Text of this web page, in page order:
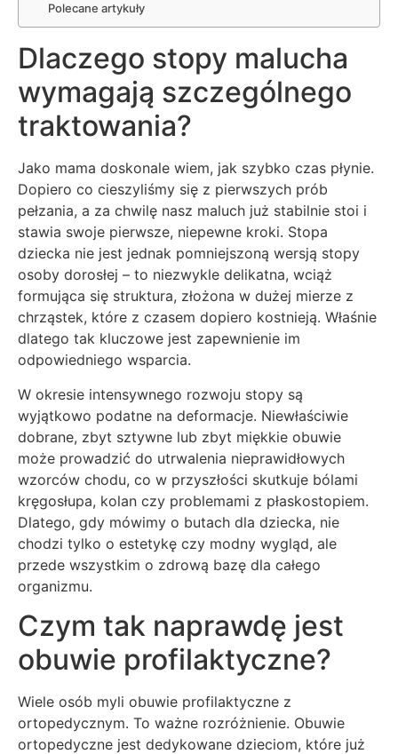
Polecane artykuły
Dlaczego stopy malucha
wymagają szczególnego
traktowania?
Jako mama doskonale wiem, jak szybko czas płynie.
Dopiero co cieszyliśmy się z pierwszych prób
pełzania, a za chwilę nasz maluch już stabilnie stoi i
stawia swoje pierwsze, niepewne kroki. Stopa
dziecka nie jest jednak pomniejszoną wersją stopy
osoby dorosłej – to niezwykle delikatna, wciąż
formująca się struktura, złożona w dużej mierze z
chrząstek, które z czasem dopiero kostnieją. Właśnie
dlatego tak kluczowe jest zapewnienie im
odpowiedniego wsparcia.
W okresie intensywnego rozwoju stopy są
wyjątkowo podatne na deformacje. Niewłaściwie
dobrane, zbyt sztywne lub zbyt miękkie obuwie
może prowadzić do utrwalenia nieprawidłowych
wzorców chodu, co w przyszłości skutkuje bólami
kręgosłupa, kolan czy problemami z płaskostopiem.
Dlatego, gdy mówimy o butach dla dziecka, nie
chodzi tylko o estetykę czy modny wygląd, ale
przede wszystkim o zdrową bazę dla całego
organizmu.
Czym tak naprawdę jest
obuwie profilaktyczne?
Wiele osób myli obuwie profilaktyczne z
ortopedycznym. To ważne rozróżnienie. Obuwie
ortopedyczne jest dedykowane dzieciom, które już